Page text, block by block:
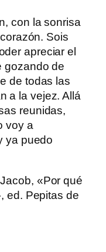
con la sonrisa
Sois
apreciar el
gozando de
de todas las
a la vejez. Allá
reunidas,
voy a
ya puedo
«Por qué
ed. Pepitas de